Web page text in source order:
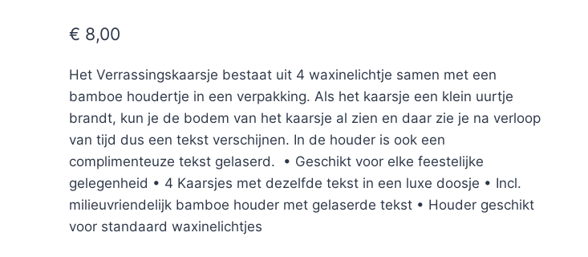
€ 8,00
Het Verrassingskaarsje bestaat uit 4 waxinelichtje samen met een
bamboe houdertje in een verpakking. Als het kaarsje een klein uurtje
brandt, kun je de bodem van het kaarsje al zien en daar zie je na verloop
van tijd dus een tekst verschijnen. In de houder is ook een
complimenteuze tekst gelaserd. • Geschikt voor elke feestelijke
gelegenheid • 4 Kaarsjes met dezelfde tekst in een luxe doosje • Incl.
milieuvriendelijk bamboe houder met gelaserde tekst • Houder geschikt
voor standaard waxinelichtjes